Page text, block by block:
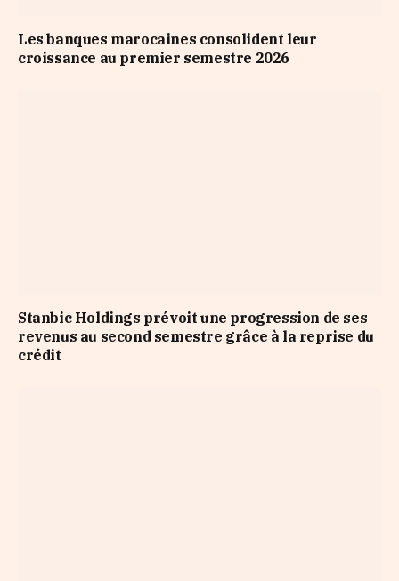
Les banques marocaines consolident leur
croissance au premier semestre 2026
Stanbic Holdings prévoit une progression de ses
revenus au second semestre grâce à la reprise du
crédit